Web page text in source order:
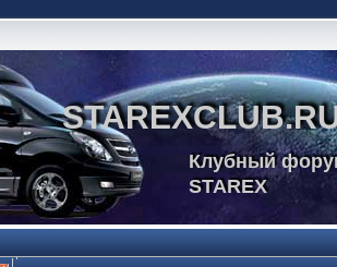
Клубный
STAREX